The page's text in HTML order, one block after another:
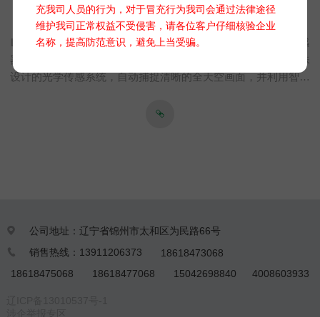
充我司人员的行为，对于冒充行为我司会通过法律途径
维护我司正常权益不受侵害，请各位客户仔细核验企业
名称，提高防范意识，避免上当受骗。
全天空成像仪（项目版） LC-TK系列
LC-TK系列全天空成像仪是一款集成了先进光学技术、图像传感
器和智能算法的全天候、自动化天空云量观测终端。它通过特殊
设计的光学传感系统，自动捕捉清晰的全天空画面，并利用智能
况”，为光伏电站的发电功率预测提供有有力的数据保障。
 公司地址：辽宁省锦州市太和区为民路66号
 销售热线：13911206373
18618473068
18618475068
18618477068 15042698840 4008603933